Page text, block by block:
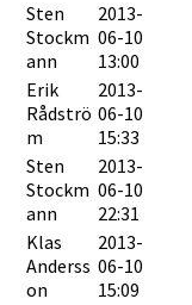
Sten
Stockm
ann
2013-
06-10
13:00
Erik
Rådströ
m
2013-
06-10
15:33
Sten
Stockm
ann
2013-
06-10
22:31
Klas
Anderss
on
2013-
06-10
15:09